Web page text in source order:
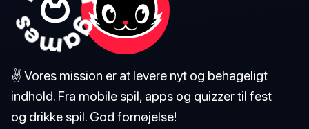
✌️ Vores mission er at levere nyt og behageligt
indhold. Fra mobile spil, apps og quizzer til fest
og drikke spil. God fornøjelse!